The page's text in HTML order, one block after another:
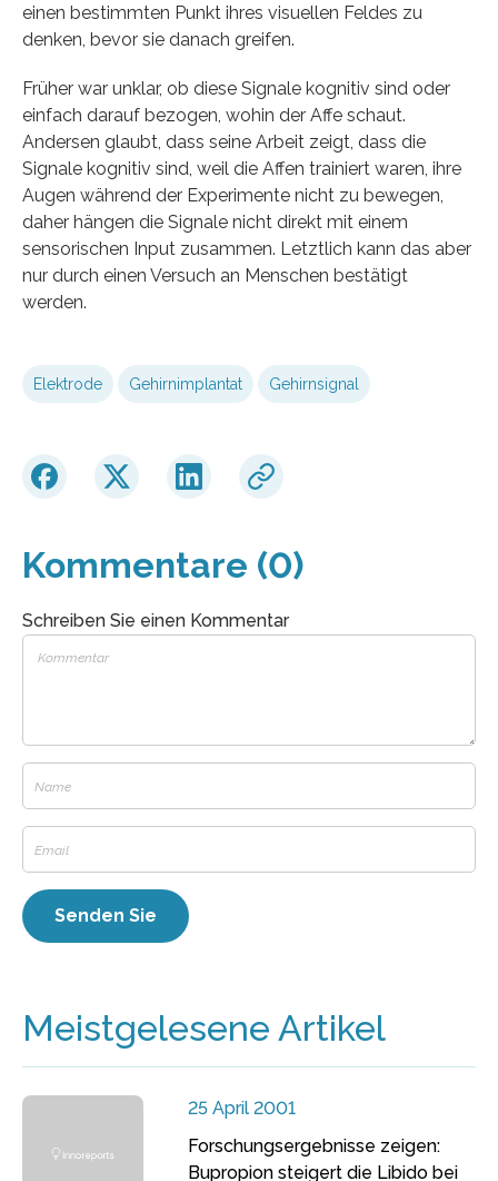
einen bestimmten Punkt ihres visuellen Feldes zu
denken, bevor sie danach greifen.
Früher war unklar, ob diese Signale kognitiv sind oder
einfach darauf bezogen, wohin der Affe schaut.
Andersen glaubt, dass seine Arbeit zeigt, dass die
Signale kognitiv sind, weil die Affen trainiert waren, ihre
Augen während der Experimente nicht zu bewegen,
daher hängen die Signale nicht direkt mit einem
sensorischen Input zusammen. Letztlich kann das aber
nur durch einen Versuch an Menschen bestätigt
werden.
Elektrode Gehirnimplantat Gehirnsignal
Kommentare (0)
Schreiben Sie einen Kommentar
Meistgelesene Artikel
25 April 2001
Forschungsergebnisse zeigen:
Bupropion steigert die Libido bei